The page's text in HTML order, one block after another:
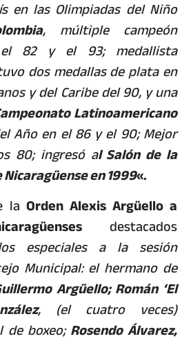
en las Olimpiadas del Niño
, múltiple campeón
82 y el 93; medallista
dos medallas de plata en
y del Caribe del 90, y una
Latinoamericano
Año en el 86 y el 90; Mejor
80; ingresó al Salón de la
en 1999«.
laOrden Alexis Argüello a
destacados
especiales a la sesión
Municipal: el hermano de
Argüello; Román ‘El
, (el cuatro veces)
de boxeo;Rosendo Álvarez,